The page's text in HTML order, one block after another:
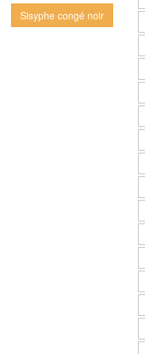
Sisyphe congé noir